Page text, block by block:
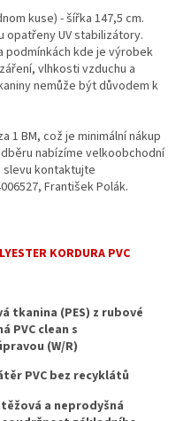
kuse) - šířka 147,5 cm.
opatřeny UV stabilizátory.
podmínkách kde je výrobek
vlhkosti vzduchu a
nemůže být důvodem k
1 BM, což je minimální nákup
nabízíme velkoobchodní
slevu kontaktujte
František Polák.
KORDURA PVC
tkanina (PES) z rubové
PVC clean s
(W/R)
PVC bez recyklátů
a neprodyšná